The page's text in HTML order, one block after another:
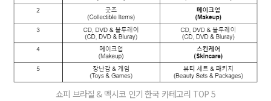
쇼피 브라질 & 멕시코 인기 한국 카테고리 TOP 5